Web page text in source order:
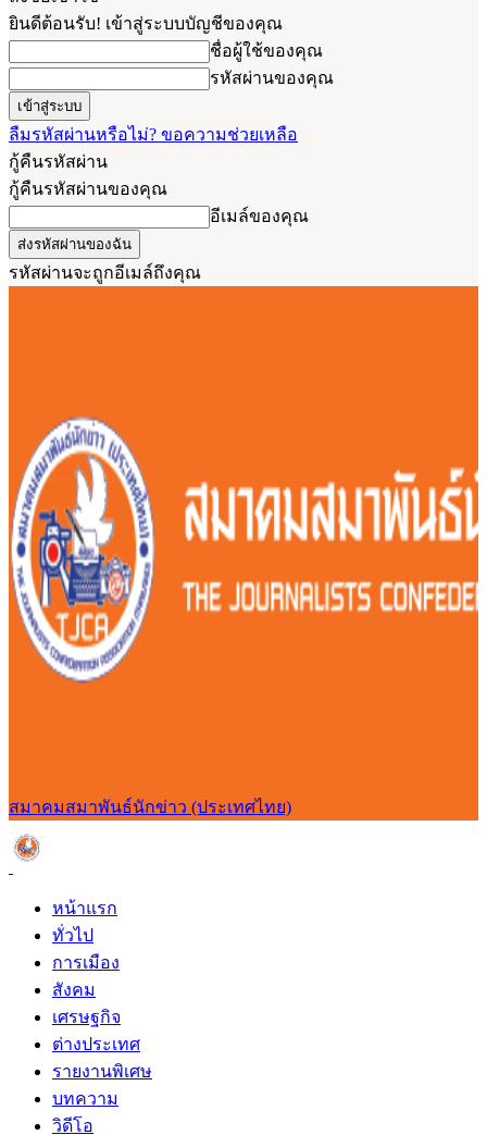
ยินดีต้อนรับ! เข้าสู่ระบบบัญชีของคุณ
ชื่อผู้ใช้ของคุณ
รหัสผ่านของคุณ
ลืมรหัสผ่านหรือไม่? ขอความช่วยเหลือ
กู้คืนรหัสผ่าน
กู้คืนรหัสผ่านของคุณ
อีเมล์ของคุณ
รหัสผ่านจะถูกอีเมล์ถึงคุณ
สมาคมสมาพันธ์นักข่าว (ประเทศไทย)
หน้าแรก
ทั่วไป
การเมือง
สังคม
เศรษฐกิจ
ต่างประเทศ
รายงานพิเศษ
บทความ
วิดีโอ